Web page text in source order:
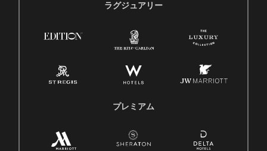
ラグジュアリー
プレミアム